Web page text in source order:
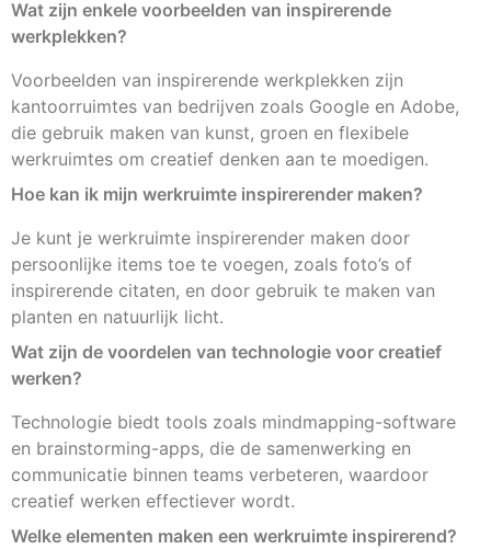
Wat zijn enkele voorbeelden van inspirerende
werkplekken?
Voorbeelden van inspirerende werkplekken zijn
kantoorruimtes van bedrijven zoals Google en Adobe,
die gebruik maken van kunst, groen en flexibele
werkruimtes om creatief denken aan te moedigen.
Hoe kan ik mijn werkruimte inspirerender maken?
Je kunt je werkruimte inspirerender maken door
persoonlijke items toe te voegen, zoals foto’s of
inspirerende citaten, en door gebruik te maken van
planten en natuurlijk licht.
Wat zijn de voordelen van technologie voor creatief
werken?
Technologie biedt tools zoals mindmapping-software
en brainstorming-apps, die de samenwerking en
communicatie binnen teams verbeteren, waardoor
creatief werken effectiever wordt.
Welke elementen maken een werkruimte inspirerend?